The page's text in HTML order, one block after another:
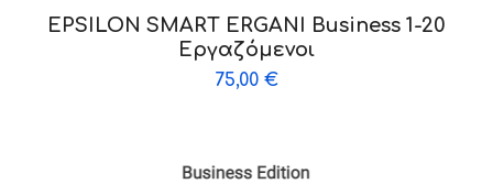
EPSILON SMART ERGANI Business 1-20
Εργαζόμενοι
75,00 €